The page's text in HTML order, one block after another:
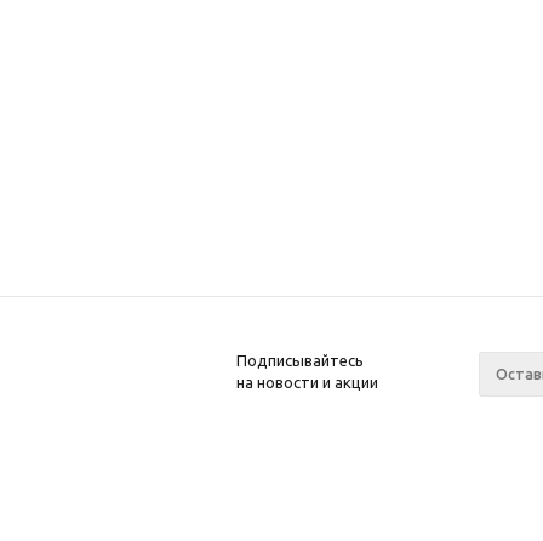
Подписывайтесь
на новости и акции